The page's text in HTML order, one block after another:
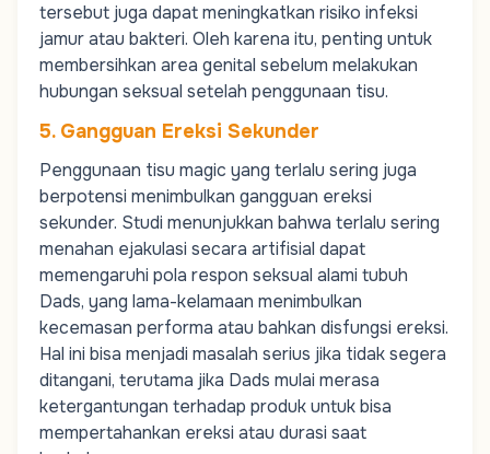
tersebut juga dapat meningkatkan risiko infeksi
jamur atau bakteri. Oleh karena itu, penting untuk
membersihkan area genital sebelum melakukan
hubungan seksual setelah penggunaan tisu.
5. Gangguan Ereksi Sekunder
Penggunaan tisu magic yang terlalu sering juga
berpotensi menimbulkan gangguan ereksi
sekunder. Studi menunjukkan bahwa terlalu sering
menahan ejakulasi secara artifisial dapat
memengaruhi pola respon seksual alami tubuh
Dads, yang lama-kelamaan menimbulkan
kecemasan performa atau bahkan disfungsi ereksi.
Hal ini bisa menjadi masalah serius jika tidak segera
ditangani, terutama jika Dads mulai merasa
ketergantungan terhadap produk untuk bisa
mempertahankan ereksi atau durasi saat